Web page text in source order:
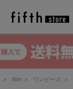
> fifth > ワンピース >